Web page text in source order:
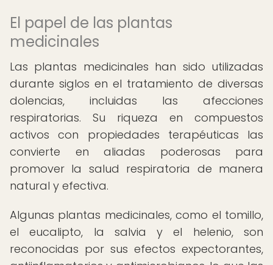
El papel de las plantas
medicinales
Las plantas medicinales han sido utilizadas
durante siglos en el tratamiento de diversas
dolencias, incluidas las afecciones
respiratorias. Su riqueza en compuestos
activos con propiedades terapéuticas las
convierte en aliadas poderosas para
promover la salud respiratoria de manera
natural y efectiva.
Algunas plantas medicinales, como el tomillo,
el eucalipto, la salvia y el helenio, son
reconocidas por sus efectos expectorantes,